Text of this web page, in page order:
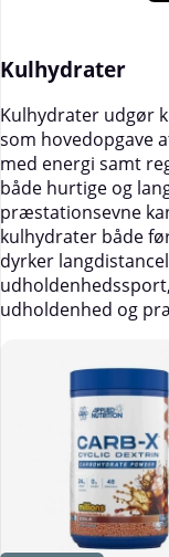
Kulhydrater
Kulhydrater udgør
som hovedopgave
med energi samt
både hurtige og
præstationsevne
kulhydrater både
dyrker
udholdenhed og